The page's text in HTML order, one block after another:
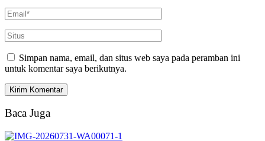
Simpan nama, email, dan situs web saya pada peramban ini
untuk komentar saya berikutnya.
Baca Juga